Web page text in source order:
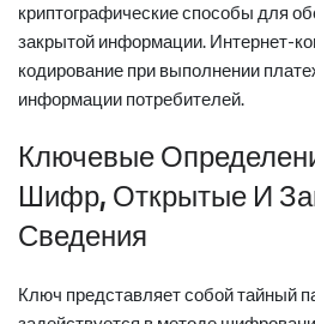
криптографические способы для
закрытой информации. Интернет-
кодирование при выполнении
информации потребителей.
Ключевые
Шифр, Открытые И
Сведения
Ключ представляет собой тайный